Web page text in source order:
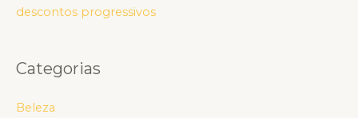
descontos progressivos
Categorias
Beleza